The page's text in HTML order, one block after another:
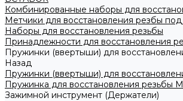
Комбинированные наборы для
Метчики для восстановления резбы
Наборы для восстановления резьбы
Принадлежности для восстановления
Пружинки (ввертыши) для
Назад
Пружинки (ввертыши) для
Пружинка для восстановления резьбы M
Зажимной инструмент (Держатели)